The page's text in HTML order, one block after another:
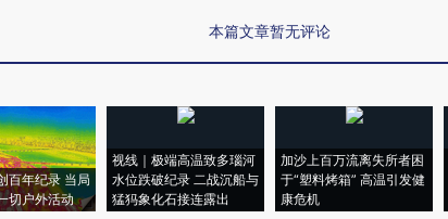
本篇文章暂无评论
百年纪录 当局
切户外活动
视线｜极端高温致多瑙河
水位跌破纪录 二战沉船与
猛犸象化石接连露出
加沙上百万流离失所者困
于“塑料烤箱” 高温引发健
康危机